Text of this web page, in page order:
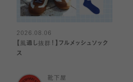
2026.08.06
【風通し抜群！】フルメッシュソック
ス
靴下屋